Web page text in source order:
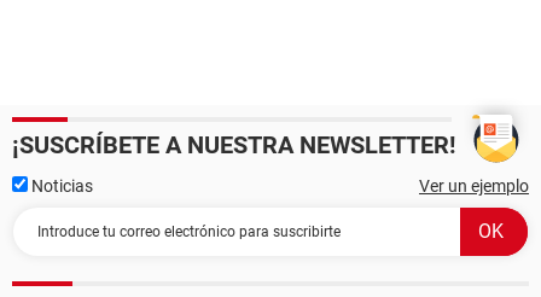
¡SUSCRÍBETE A NUESTRA NEWSLETTER!
Noticias Ver un ejemplo